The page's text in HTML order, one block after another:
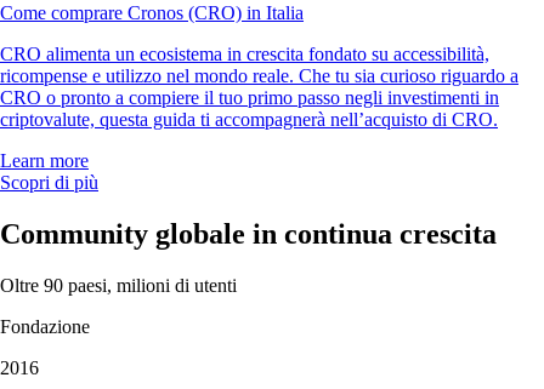
Come comprare Cronos (CRO) in Italia
CRO alimenta un ecosistema in crescita fondato su accessibilità,
ricompense e utilizzo nel mondo reale. Che tu sia curioso riguardo a
CRO o pronto a compiere il tuo primo passo negli investimenti in
criptovalute, questa guida ti accompagnerà nell’acquisto di CRO.
Learn more
Scopri di più
Community globale in continua crescita
Oltre 90 paesi, milioni di utenti
Fondazione
2016